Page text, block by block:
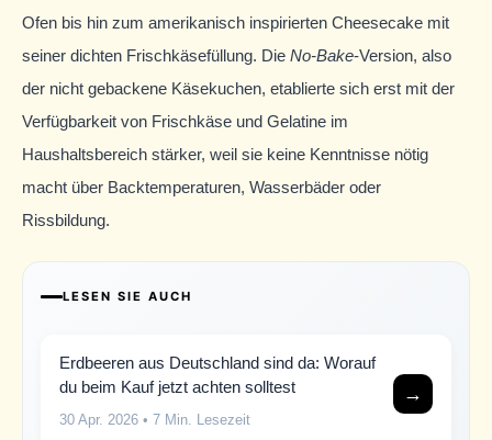
Ofen bis hin zum amerikanisch inspirierten Cheesecake mit
seiner dichten Frischkäsefüllung. Die No-Bake-Version, also
der nicht gebackene Käsekuchen, etablierte sich erst mit der
Verfügbarkeit von Frischkäse und Gelatine im
Haushaltsbereich stärker, weil sie keine Kenntnisse nötig
macht über Backtemperaturen, Wasserbäder oder
Rissbildung.
LESEN SIE AUCH
Erdbeeren aus Deutschland sind da: Worauf
du beim Kauf jetzt achten solltest
30 Apr. 2026 • 7 Min. Lesezeit
→